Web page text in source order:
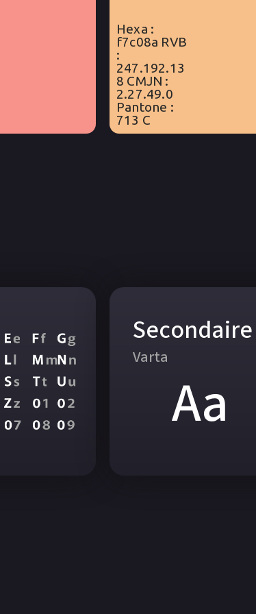
Hexa :
f7c08a RVB
:
247.192.13
8 CMJN :
2.27.49.0
Pantone :
713 C
Secondaire
Varta
Aa